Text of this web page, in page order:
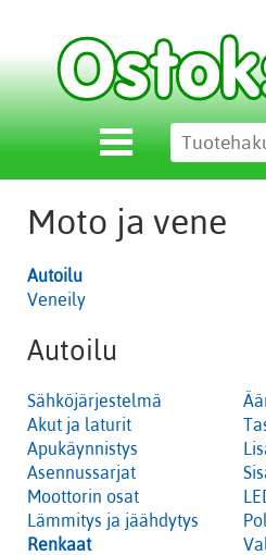
Moto ja vene
Autoilu
Veneily
Autoilu
Sähköjärjestelmä
Akut ja laturit
Apukäynnistys
Asennussarjat
Moottorin osat
Lämmitys ja jäähdytys
Renkaat